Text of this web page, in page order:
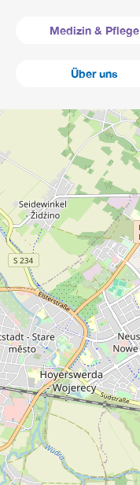
Medizin & Pflege
Über uns